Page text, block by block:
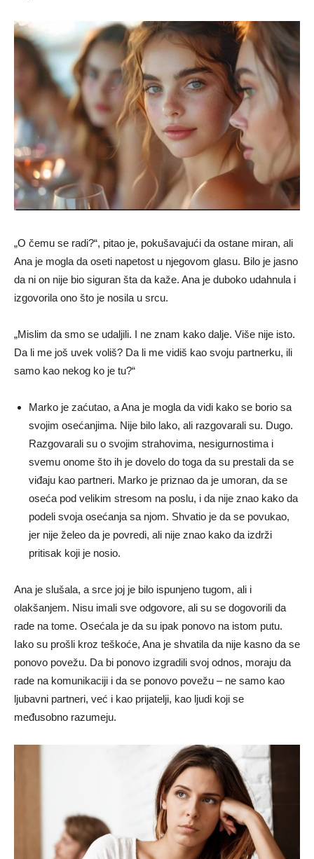
„O čemu se radi?“, pitao je, pokušavajući da ostane miran, ali
Ana je mogla da oseti napetost u njegovom glasu. Bilo je jasno
da ni on nije bio siguran šta da kaže. Ana je duboko udahnula i
izgovorila ono što je nosila u srcu.
„Mislim da smo se udaljili. I ne znam kako dalje. Više nije isto.
Da li me još uvek voliš? Da li me vidiš kao svoju partnerku, ili
samo kao nekog ko je tu?“
Marko je zaćutao, a Ana je mogla da vidi kako se borio sa
svojim osećanjima. Nije bilo lako, ali razgovarali su. Dugo.
Razgovarali su o svojim strahovima, nesigurnostima i
svemu onome što ih je dovelo do toga da su prestali da se
viđaju kao partneri. Marko je priznao da je umoran, da se
oseća pod velikim stresom na poslu, i da nije znao kako da
podeli svoja osećanja sa njom. Shvatio je da se povukao,
jer nije želeo da je povredi, ali nije znao kako da izdrži
pritisak koji je nosio.
Ana je slušala, a srce joj je bilo ispunjeno tugom, ali i
olakšanjem. Nisu imali sve odgovore, ali su se dogovorili da
rade na tome. Osećala je da su ipak ponovo na istom putu.
Iako su prošli kroz teškoće, Ana je shvatila da nije kasno da se
ponovo povežu. Da bi ponovo izgradili svoj odnos, moraju da
rade na komunikaciji i da se ponovo povežu – ne samo kao
ljubavni partneri, već i kao prijatelji, kao ljudi koji se
međusobno razumeju.